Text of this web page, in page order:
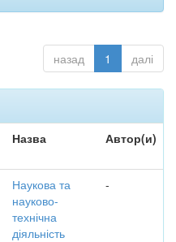
назад 1 далі
Назва Автор(и)
Наукова та
науково-
технічна
діяльність
-